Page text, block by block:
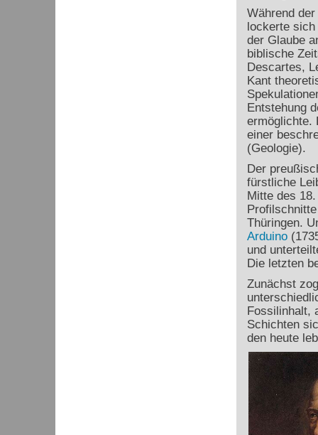
Während
lockerte
der Glaube
biblische
Descartes,
Kant
Entstehung
ermöglichte.
einer
(Geologie).
Der
fürstliche
Mitte des
Thüringen.
Arduino
und
Die letzten
Zunächst
Fossilinhalt,
Schichten
den heute